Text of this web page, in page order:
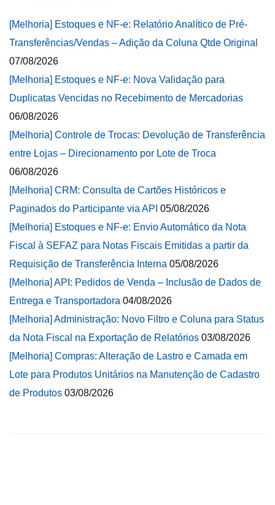
[Melhoria] Estoques e NF-e: Relatório Analítico de Pré-
Transferências/Vendas – Adição da Coluna Qtde Original
07/08/2026
[Melhoria] Estoques e NF-e: Nova Validação para
Duplicatas Vencidas no Recebimento de Mercadorias
06/08/2026
[Melhoria] Controle de Trocas: Devolução de Transferência
entre Lojas – Direcionamento por Lote de Troca
06/08/2026
[Melhoria] CRM: Consulta de Cartões Históricos e
Paginados do Participante via API 05/08/2026
[Melhoria] Estoques e NF-e: Envio Automático da Nota
Fiscal à SEFAZ para Notas Fiscais Emitidas a partir da
Requisição de Transferência Interna 05/08/2026
[Melhoria] API: Pedidos de Venda – Inclusão de Dados de
Entrega e Transportadora 04/08/2026
[Melhoria] Administração: Novo Filtro e Coluna para Status
da Nota Fiscal na Exportação de Relatórios 03/08/2026
[Melhoria] Compras: Alteração de Lastro e Camada em
Lote para Produtos Unitários na Manutenção de Cadastro
de Produtos 03/08/2026